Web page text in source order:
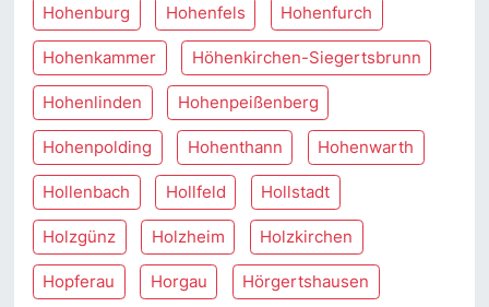
Hohenburg Hohenfels Hohenfurch
Hohenkammer Höhenkirchen-Siegertsbrunn
Hohenlinden Hohenpeißenberg
Hohenpolding Hohenthann Hohenwarth
Hollenbach Hollfeld Hollstadt
Holzgünz Holzheim Holzkirchen
Hopferau Horgau Hörgertshausen